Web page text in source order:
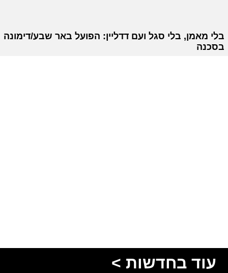
בלי מאמן, בלי סגל ועם דדליין: הפועל באר שבע/דימונה
בסכנה
עוד בחדשות >